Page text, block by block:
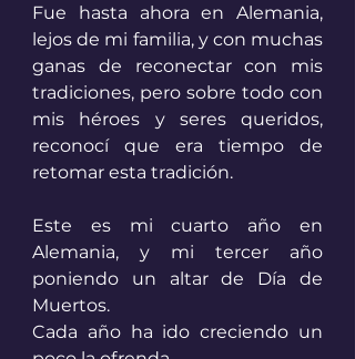
Fue hasta ahora en Alemania,
lejos de mi familia, y con muchas
ganas de reconectar con mis
tradiciones, pero sobre todo con
mis héroes y seres queridos,
reconocí que era tiempo de
retomar esta tradición.
Este es mi cuarto año en
Alemania, y mi tercer año
poniendo un altar de Día de
Muertos.
Cada año ha ido creciendo un